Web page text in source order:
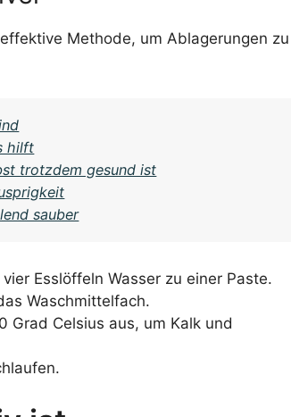
Methode, um Ablagerungen zu
hilft
trotzdem gesund ist
sauber
Esslöffeln Wasser zu einer Paste.
Waschmittelfach.
Grad Celsius aus, um Kalk und